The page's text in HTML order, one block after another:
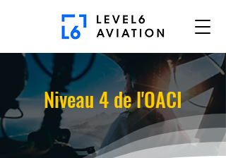
Niveau 4 de l'OACI